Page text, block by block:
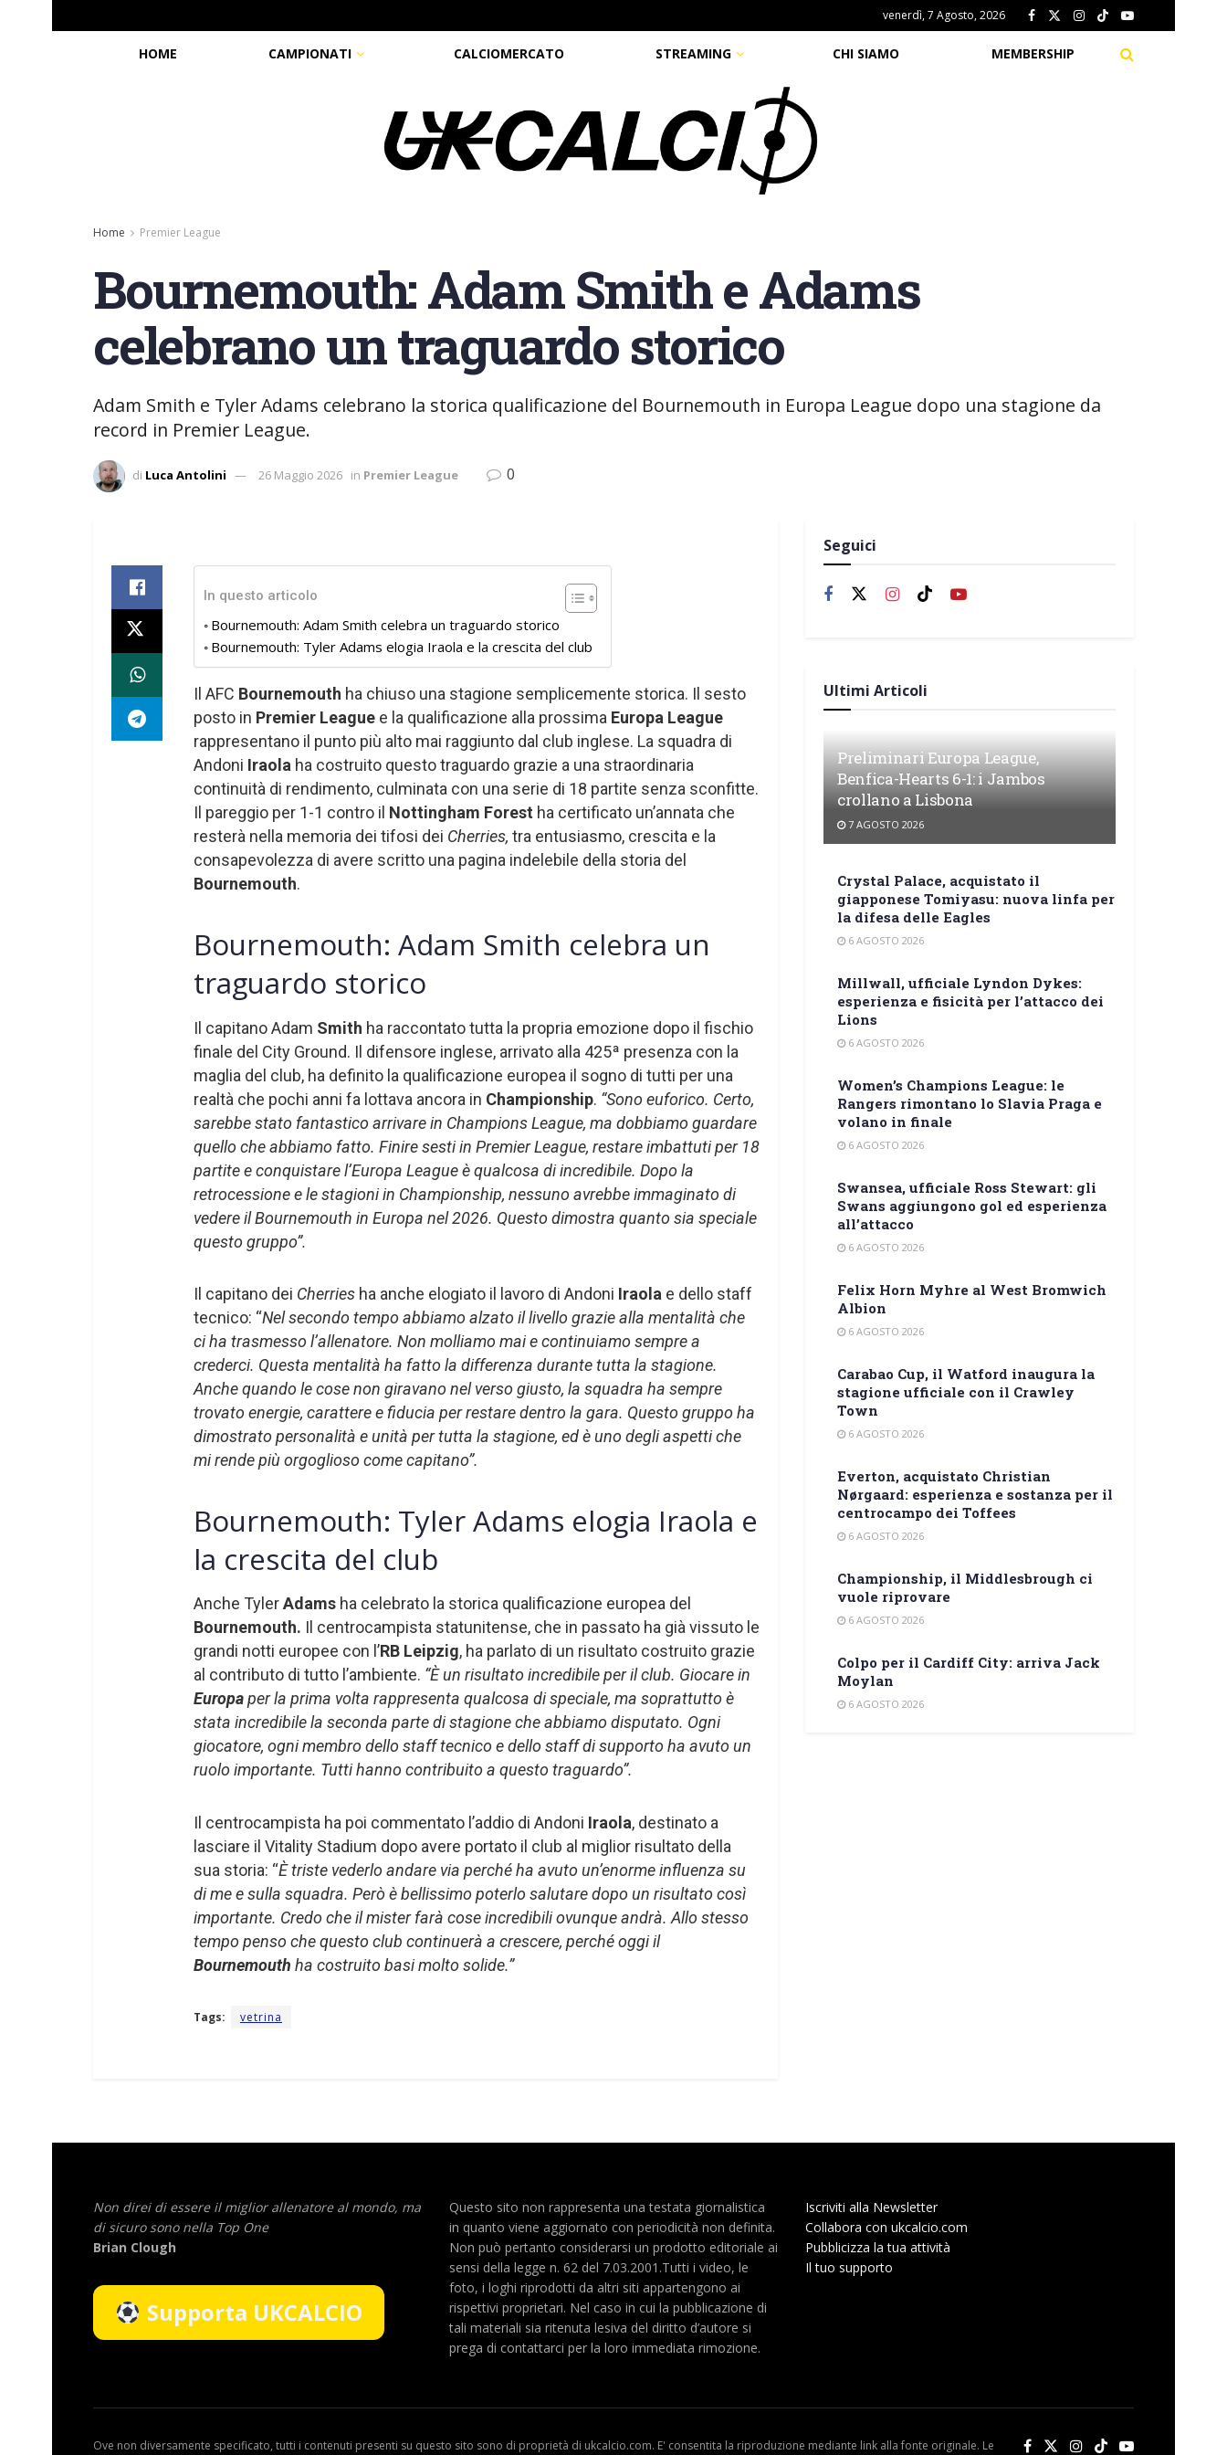
venerdì, 7 Agosto, 2026
HOME CAMPIONATI CALCIOMERCATO STREAMING CHI SIAMO MEMBERSHIP
Home Premier League
Bournemouth: Adam Smith e Adams
celebrano un traguardo storico
Adam Smith e Tyler Adams celebrano la storica qualificazione del Bournemouth in Europa League dopo una stagione da
record in Premier League.
di Luca Antolini 26 Maggio 2026 in Premier League 0
In questo articolo
Bournemouth: Adam Smith celebra un traguardo storico
Bournemouth: Tyler Adams elogia Iraola e la crescita del club
Il AFC Bournemouth ha chiuso una stagione semplicemente storica. Il sesto
posto in Premier League e la qualificazione alla prossima Europa League
rappresentano il punto più alto mai raggiunto dal club inglese. La squadra di
Andoni Iraola ha costruito questo traguardo grazie a una straordinaria
continuità di rendimento, culminata con una serie di 18 partite senza sconfitte.
Il pareggio per 1-1 contro il Nottingham Forest ha certificato un’annata che
resterà nella memoria dei tifosi dei Cherries, tra entusiasmo, crescita e la
consapevolezza di avere scritto una pagina indelebile della storia del
Bournemouth.
Bournemouth: Adam Smith celebra un
traguardo storico
Il capitano Adam Smith ha raccontato tutta la propria emozione dopo il fischio
finale del City Ground. Il difensore inglese, arrivato alla 425ª presenza con la
maglia del club, ha definito la qualificazione europea il sogno di tutti per una
realtà che pochi anni fa lottava ancora in Championship. “Sono euforico. Certo,
sarebbe stato fantastico arrivare in Champions League, ma dobbiamo guardare
quello che abbiamo fatto. Finire sesti in Premier League, restare imbattuti per 18
partite e conquistare l’Europa League è qualcosa di incredibile. Dopo la
retrocessione e le stagioni in Championship, nessuno avrebbe immaginato di
vedere il Bournemouth in Europa nel 2026. Questo dimostra quanto sia speciale
questo gruppo”.
Il capitano dei Cherries ha anche elogiato il lavoro di Andoni Iraola e dello staff
tecnico: “Nel secondo tempo abbiamo alzato il livello grazie alla mentalità che
ci ha trasmesso l’allenatore. Non molliamo mai e continuiamo sempre a
crederci. Questa mentalità ha fatto la differenza durante tutta la stagione.
Anche quando le cose non giravano nel verso giusto, la squadra ha sempre
trovato energie, carattere e fiducia per restare dentro la gara. Questo gruppo ha
dimostrato personalità e unità per tutta la stagione, ed è uno degli aspetti che
mi rende più orgoglioso come capitano”.
Bournemouth: Tyler Adams elogia Iraola e
la crescita del club
Anche TylerAdams ha celebrato la storica qualificazione europea del
Bournemouth. Il centrocampista statunitense, che in passato ha già vissuto le
grandi notti europee con l’RB Leipzig, ha parlato di un risultato costruito grazie
al contributo di tutto l’ambiente. “È un risultato incredibile per il club. Giocare in
Europaper la prima volta rappresenta qualcosa di speciale, ma soprattutto è
stata incredibile la seconda parte di stagione che abbiamo disputato. Ogni
giocatore, ogni membro dello staff tecnico e dello staff di supporto ha avuto un
ruolo importante. Tutti hanno contribuito a questo traguardo”.
Il centrocampista ha poi commentato l’addio di Andoni Iraola, destinato a
lasciare il Vitality Stadium dopo avere portato il club al miglior risultato della
sua storia: “È triste vederlo andare via perché ha avuto un’enorme influenza su
di me e sulla squadra. Però è bellissimo poterlo salutare dopo un risultato così
importante. Credo che il mister farà cose incredibili ovunque andrà. Allo stesso
tempo penso che questo club continuerà a crescere, perché oggi il
Bournemouth ha costruito basi molto solide.”
Tags: vetrina
Seguici
Ultimi Articoli
Preliminari Europa League,
Benfica-Hearts 6-1: i Jambos
crollano a Lisbona
7 AGOSTO 2026
Crystal Palace, acquistato il
giapponese Tomiyasu: nuova linfa per
la difesa delle Eagles
6 AGOSTO 2026
Millwall, ufficiale Lyndon Dykes:
esperienza e fisicità per l’attacco dei
Lions
6 AGOSTO 2026
Women’s Champions League: le
Rangers rimontano lo Slavia Praga e
volano in finale
6 AGOSTO 2026
Swansea, ufficiale Ross Stewart: gli
Swans aggiungono gol ed esperienza
all’attacco
6 AGOSTO 2026
Felix Horn Myhre al West Bromwich
Albion
6 AGOSTO 2026
Carabao Cup, il Watford inaugura la
stagione ufficiale con il Crawley
Town
6 AGOSTO 2026
Everton, acquistato Christian
Nørgaard: esperienza e sostanza per il
centrocampo dei Toffees
6 AGOSTO 2026
Championship, il Middlesbrough ci
vuole riprovare
6 AGOSTO 2026
Colpo per il Cardiff City: arriva Jack
Moylan
6 AGOSTO 2026
Non direi di essere il miglior allenatore al mondo, ma
di sicuro sono nella Top One
Brian Clough
Supporta UKCALCIO
Questo sito non rappresenta una testata giornalistica
in quanto viene aggiornato con periodicità non definita.
Non può pertanto considerarsi un prodotto editoriale ai
sensi della legge n. 62 del 7.03.2001.Tutti i video, le
foto, i loghi riprodotti da altri siti appartengono ai
rispettivi proprietari. Nel caso in cui la pubblicazione di
tali materiali sia ritenuta lesiva del diritto d’autore si
prega di contattarci per la loro immediata rimozione.
Iscriviti alla Newsletter
Collabora con ukcalcio.com
Pubblicizza la tua attività
Il tuo supporto
Ove non diversamente specificato, tutti i contenuti presenti su questo sito sono di proprietà di ukcalcio.com. E' consentita la riproduzione mediante link alla fonte originale. Le